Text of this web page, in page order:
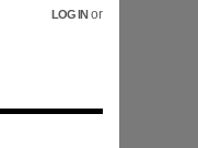
LOG IN or